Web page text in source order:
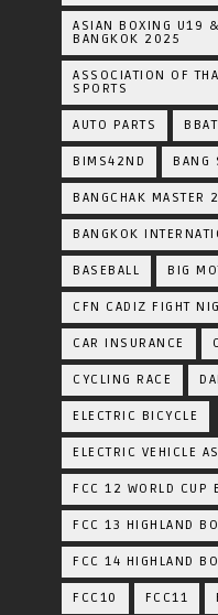
ASIAN BOXING U19
BANGKOK 2025
ASSOCIATION OF
SPORTS
AUTO PARTS BBAT
BIMS42ND BANG
BANGCHAK MASTER
BANGKOK
BASEBALL BIG
CFN CADIZ FIGHT
CAR INSURANCE
CYCLING RACE
ELECTRIC BICYCLE
ELECTRIC VEHICLE
FCC 12 WORLD CUP
FCC 13 HIGHLAND
FCC 14 HIGHLAND
FCC10 FCC11